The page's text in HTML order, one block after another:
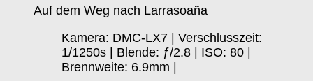
Auf dem Weg nach Larrasoaña
Kamera: DMC-LX7 | Verschlusszeit:
1/1250s | Blende: ƒ/2.8 | ISO: 80 |
Brennweite: 6.9mm |